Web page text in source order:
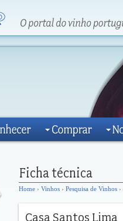
Home › Vinhos › Pesquisa de Vinhos